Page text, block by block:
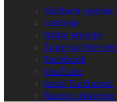
Službeni vjesnik
Ladonja
Radio emisije
Župe na
Facebook
YouTube
Josip Turčinović
Razvoj